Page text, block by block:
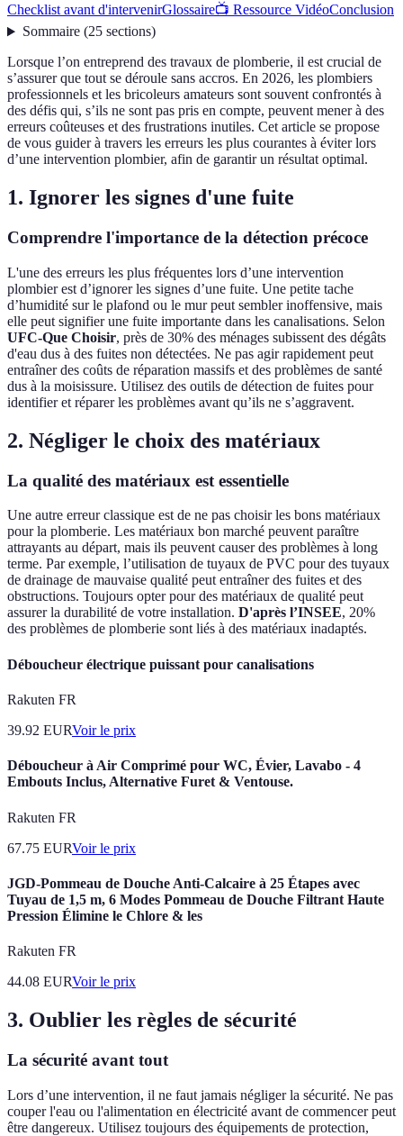
Checklist avant d'intervenirGlossaire📺 Ressource VidéoConclusion
Sommaire(25 sections)
Lorsque l’on entreprend des travaux de plomberie, il est crucial de
s’assurer que tout se déroule sans accros. En 2026, les plombiers
professionnels et les bricoleurs amateurs sont souvent confrontés à
des défis qui, s’ils ne sont pas pris en compte, peuvent mener à des
erreurs coûteuses et des frustrations inutiles. Cet article se propose
de vous guider à travers les erreurs les plus courantes à éviter lors
d’une intervention plombier, afin de garantir un résultat optimal.
1. Ignorer les signes d'une fuite
Comprendre l'importance de la détection précoce
L'une des erreurs les plus fréquentes lors d’une intervention
plombier est d’ignorer les signes d’une fuite. Une petite tache
d’humidité sur le plafond ou le mur peut sembler inoffensive, mais
elle peut signifier une fuite importante dans les canalisations. Selon
UFC-Que Choisir, près de 30% des ménages subissent des dégâts
d'eau dus à des fuites non détectées. Ne pas agir rapidement peut
entraîner des coûts de réparation massifs et des problèmes de santé
dus à la moisissure. Utilisez des outils de détection de fuites pour
identifier et réparer les problèmes avant qu’ils ne s’aggravent.
2. Négliger le choix des matériaux
La qualité des matériaux est essentielle
Une autre erreur classique est de ne pas choisir les bons matériaux
pour la plomberie. Les matériaux bon marché peuvent paraître
attrayants au départ, mais ils peuvent causer des problèmes à long
terme. Par exemple, l’utilisation de tuyaux de PVC pour des tuyaux
de drainage de mauvaise qualité peut entraîner des fuites et des
obstructions. Toujours opter pour des matériaux de qualité peut
assurer la durabilité de votre installation. D'après l’INSEE, 20%
des problèmes de plomberie sont liés à des matériaux inadaptés.
Déboucheur électrique puissant pour canalisations
Rakuten FR
39.92 EURVoir le prix
Déboucheur à Air Comprimé pour WC, Évier, Lavabo - 4
Embouts Inclus, Alternative Furet & Ventouse.
Rakuten FR
67.75 EURVoir le prix
JGD-Pommeau de Douche Anti-Calcaire à 25 Étapes avec
Tuyau de 1,5 m, 6 Modes Pommeau de Douche Filtrant Haute
Pression Élimine le Chlore & les
Rakuten FR
44.08 EURVoir le prix
3. Oublier les règles de sécurité
La sécurité avant tout
Lors d’une intervention, il ne faut jamais négliger la sécurité. Ne pas
couper l'eau ou l'alimentation en électricité avant de commencer peut
être dangereux. Utilisez toujours des équipements de protection,